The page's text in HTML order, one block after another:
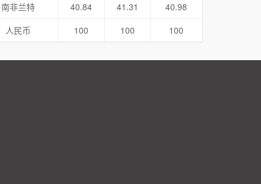
南非兰特
40.84 41.31
40.98
人民币
100 100 100